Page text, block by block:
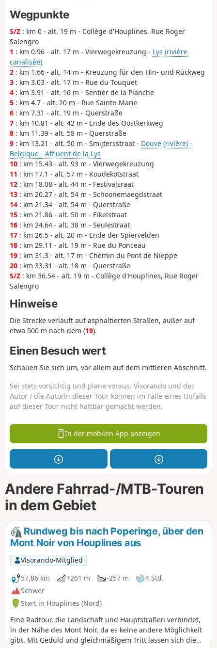
Wegpunkte
S/Z : km 0 - alt. 19 m - Collège d'Houplines, Rue Roger
Salengro
1 : km 0.96 - alt. 17 m - Vierwegekreuzung - Lys (rivière
canalisée)
2 : km 1.66 - alt. 14 m - Kreuzung für den Hin- und Rückweg
3 : km 3.03 - alt. 17 m - Rue du Touquet
4 : km 3.91 - alt. 16 m - Sentier de la Planche
5 : km 4.7 - alt. 20 m - Rue Sainte-Marie
6 : km 7.31 - alt. 19 m - Querstraße
7 : km 10.81 - alt. 42 m - Ende des Oostkerkweg
8 : km 11.39 - alt. 58 m - Querstraße
9 : km 13.21 - alt. 50 m - Smijtersstraat - Douve (rivière) -
Belgique - Affluent de la Lys
10 : km 15.43 - alt. 93 m - Vierwegekreuzung
11 : km 17.1 - alt. 57 m - Koudekotstraat
12 : km 18.08 - alt. 44 m - Festivalsraat
13 : km 20.27 - alt. 54 m - Schoonemaegdstraat
14 : km 21.34 - alt. 54 m - Querstraße
15 : km 21.86 - alt. 50 m - Eikelstraat
16 : km 24.64 - alt. 38 m - Seulestraat
17 : km 26.5 - alt. 20 m - Ende der Spiervelden
18 : km 29.11 - alt. 19 m - Rue du Ponceau
19 : km 31.3 - alt. 17 m - Chemin du Pont de Nieppe
20 : km 33.31 - alt. 18 m - Querstraße
S/Z : km 36.54 - alt. 19 m - Collège d'Houplines, Rue Roger
Salengro
Hinweise
Die Strecke verläuft auf asphaltierten Straßen, außer auf
etwa 500 m nach dem (19).
Einen Besuch wert
Schauen Sie sich um, vor allem auf dem mittleren Abschnitt.
Sei stets vorsichtig und plane voraus. Visorando und der
Autor / die Autorin dieser Tour können im Falle eines Unfalls
auf dieser Tour nicht haftbar gemacht werden.
In der mobilen App anzeigen
Andere Fahrrad-/MTB-Touren
in dem Gebiet
Rundweg bis nach Poperinge, über den
Mont Noir von Houplines aus
Visorando-Mitglied
57,86 km
+261 m -257 m
4 Std.
Schwer
Start in Houplines (Nord)
Eine Radtour, die Landschaft und Hauptstraßen verbindet,
in der Nähe des Mont Noir, da es keine andere Möglichkeit
gibt. Mit Geduld und gleichmäßigem Tritt lassen sich die